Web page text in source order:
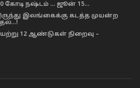
கோடி நஷ்டம் … ஜூன் 15…
இருந்து இலங்கைக்கு கடத்த முயன்ற
12 ஆண்டுகள் நிறைவு –